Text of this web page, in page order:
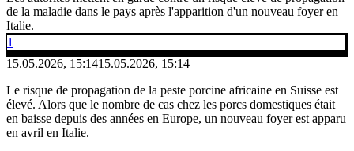
de la maladie dans le pays après l'apparition d'un nouveau foyer en
Italie.
1
15.05.2026, 15:1415.05.2026, 15:14
Le risque de propagation de la peste porcine africaine en Suisse est
élevé. Alors que le nombre de cas chez les porcs domestiques était
en baisse depuis des années en Europe, un nouveau foyer est apparu
en avril en Italie.